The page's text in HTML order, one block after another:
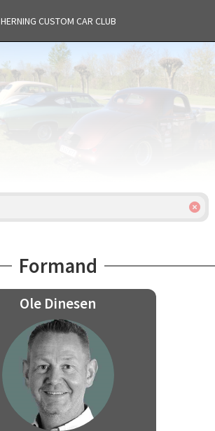
HERNING CUSTOM CAR CLUB
Formand
Ole Dinesen